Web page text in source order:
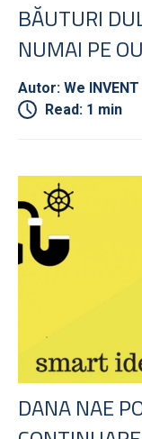
BĂUTURI
NUMAI PE
Autor: We INVENT
Read: 1 min
DANA NAE